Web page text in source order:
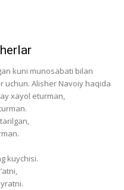
kuni munosabati bilan
uchun. Alisher Navoiy haqida
xayol eturman,
kuychisi.